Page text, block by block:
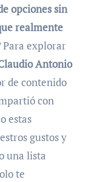
opciones sin
realmente
Para explorar
Antonio
de contenido
con
estas
gustos y
una lista
te